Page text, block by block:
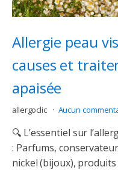
Allergie peau
causes et
apaisée
allergoclic Aucun
🔍 L’essentiel sur
: Parfums,
nickel (bijoux), produits